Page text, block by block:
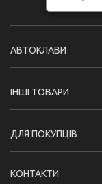
АВТОКЛАВИ
ІНШІ ТОВАРИ
ДЛЯ ПОКУПЦІВ
КОНТАКТИ